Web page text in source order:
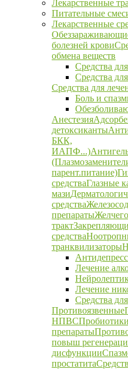
Лекарственные
Питательные
Лекарственные
болезней крови
обмена веществ
Средства
Средства
Средства для
Боль и
Анестезия
детоксиканты
БКК,
ИАПФ...)
парент.питание)
средстваГлазные
мази
средства
препараты
тракт
средства
транквилизаторы
Лечение
Лечение
Средства
Противоязвенные
НПВС
препараты
повыш
дисфункции
простатита